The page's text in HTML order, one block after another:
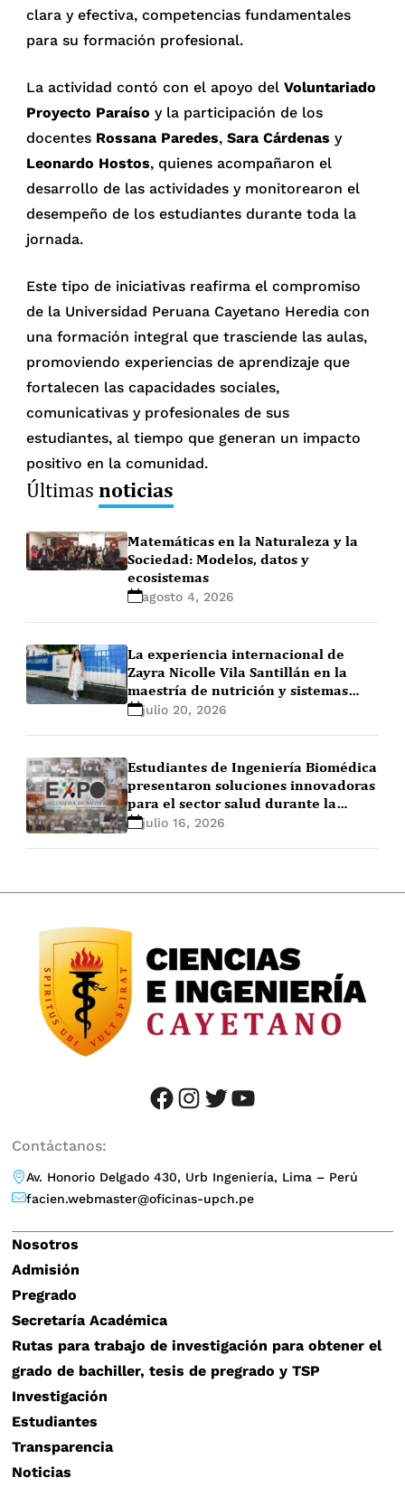
clara y efectiva, competencias fundamentales
para su formación profesional.
La actividad contó con el apoyo delVoluntariado
Proyecto Paraíso y la participación de los
docentes Rossana Paredes,Sara Cárdenas y
Leonardo Hostos, quienes acompañaron el
desarrollo de las actividades y monitorearon el
desempeño de los estudiantes durante toda la
jornada.
Este tipo de iniciativas reafirma el compromiso
de la Universidad Peruana Cayetano Heredia con
una formación integral que trasciende las aulas,
promoviendo experiencias de aprendizaje que
fortalecen las capacidades sociales,
comunicativas y profesionales de sus
estudiantes, al tiempo que generan un impacto
positivo en la comunidad.
Últimasnoticias
Matemáticas en la Naturaleza y la
Sociedad: Modelos, datos y
ecosistemas
agosto 4, 2026
La experiencia internacional de
Zayra Nicolle Vila Santillán en la
maestría de nutrición y sistemas
alimentarios en Ghent University
julio 20, 2026
Estudiantes de Ingeniería Biomédica
presentaron soluciones innovadoras
para el sector salud durante la
EXPO+ Ingeniería Biomédica 2026-1
julio 16, 2026
facebook instagram twitter YouTube
Contáctanos:
Av. Honorio Delgado 430, Urb Ingeniería, Lima – Perú
facien.webmaster@oficinas-upch.pe
Nosotros
Admisión
Pregrado
Secretaría Académica
Rutas para trabajo de investigación para obtener el
grado de bachiller, tesis de pregrado y TSP
Investigación
Estudiantes
Transparencia
Noticias